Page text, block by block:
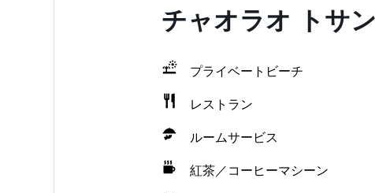
チャオラオ トサ
プライベートビーチ
レストラン
ルームサービス
紅茶／コーヒーマシーン